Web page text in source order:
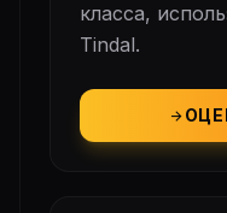
класса,
Tindal.
arrow_forward